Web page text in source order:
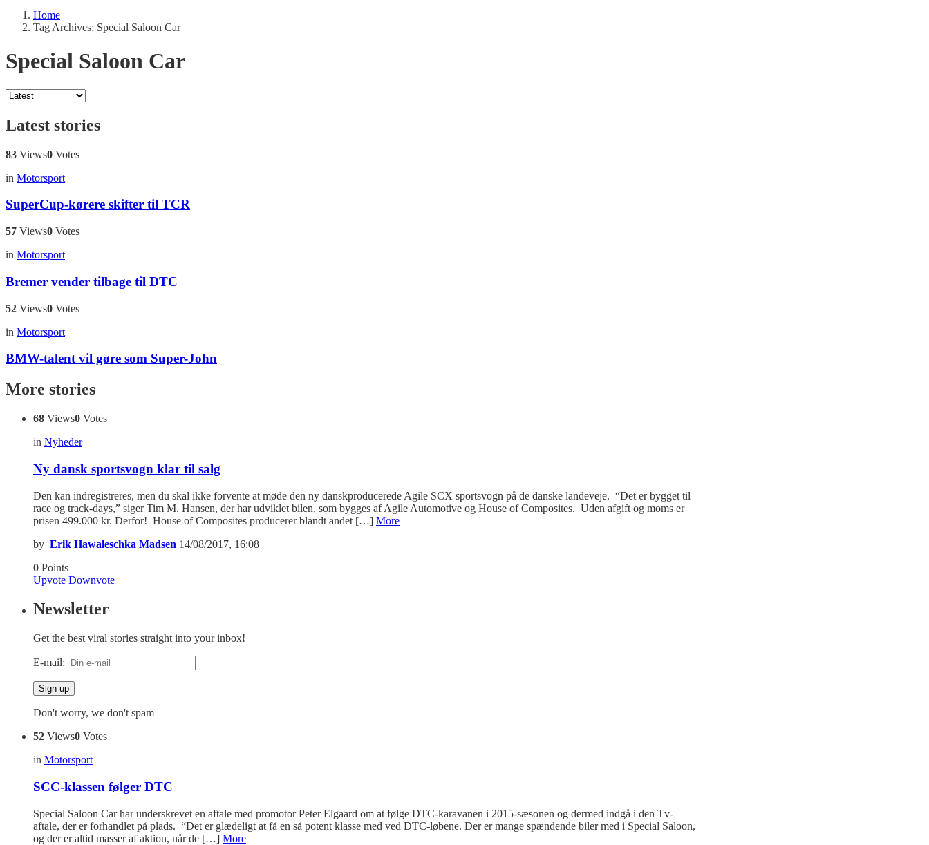
Home
Tag Archives: Special Saloon Car
Special Saloon Car
Latest stories
83 Views0 Votes
in Motorsport
SuperCup-kørere skifter til TCR
57 Views0 Votes
in Motorsport
Bremer vender tilbage til DTC
52 Views0 Votes
in Motorsport
BMW-talent vil gøre som Super-John
More stories
68 Views0 Votes
in Nyheder
Ny dansk sportsvogn klar til salg
Den kan indregistreres, men du skal ikke forvente at møde den ny danskproducerede Agile SCX sportsvogn på de danske landeveje. “Det er bygget til
race og track-days,” siger Tim M. Hansen, der har udviklet bilen, som bygges af Agile Automotive og House of Composites. Uden afgift og moms er
prisen 499.000 kr. Derfor! House of Composites producerer blandt andet […] More
by Erik Hawaleschka Madsen 14/08/2017, 16:08
0 Points
Upvote Downvote
Newsletter
Get the best viral stories straight into your inbox!
E-mail:
Don't worry, we don't spam
52 Views0 Votes
in Motorsport
SCC-klassen følger DTC
Special Saloon Car har underskrevet en aftale med promotor Peter Elgaard om at følge DTC-karavanen i 2015-sæsonen og dermed indgå i den Tv-
aftale, der er forhandlet på plads. “Det er glædeligt at få en så potent klasse med ved DTC-løbene. Der er mange spændende biler med i Special Saloon,
og der er altid masser af aktion, når de […] More